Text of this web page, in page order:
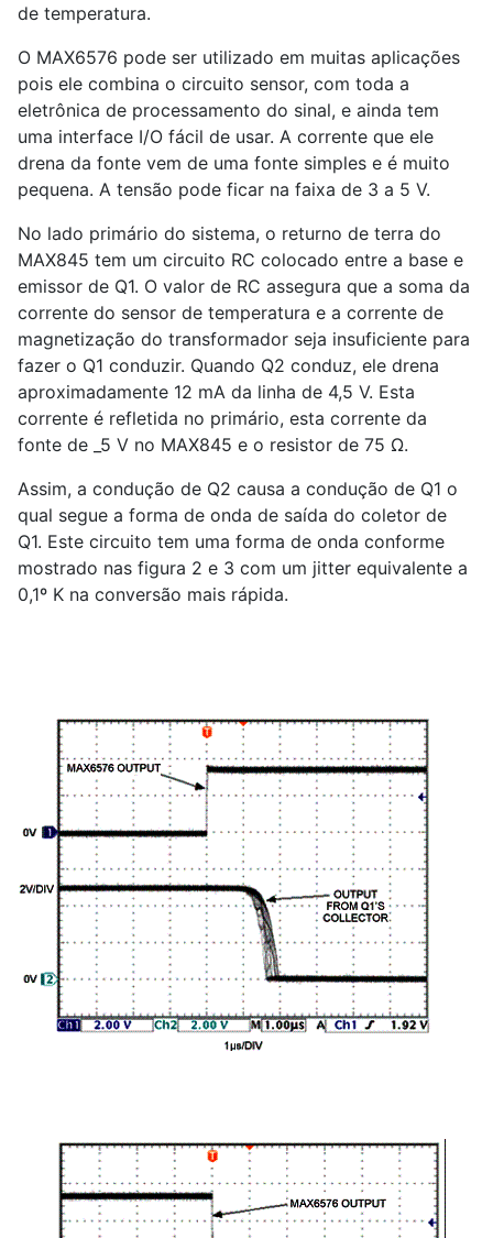
de temperatura.
O MAX6576 pode ser utilizado em muitas aplicações
pois ele combina o circuito sensor, com toda a
eletrônica de processamento do sinal, e ainda tem
uma interface I/O fácil de usar. A corrente que ele
drena da fonte vem de uma fonte simples e é muito
pequena. A tensão pode ficar na faixa de 3 a 5 V.
No lado primário do sistema, o returno de terra do
MAX845 tem um circuito RC colocado entre a base e
emissor de Q1. O valor de RC assegura que a soma da
corrente do sensor de temperatura e a corrente de
magnetização do transformador seja insuficiente para
fazer o Q1 conduzir. Quando Q2 conduz, ele drena
aproximadamente 12 mA da linha de 4,5 V. Esta
corrente é refletida no primário, esta corrente da
fonte de _5 V no MAX845 e o resistor de 75 Ω.
Assim, a condução de Q2 causa a condução de Q1 o
qual segue a forma de onda de saída do coletor de
Q1. Este circuito tem uma forma de onda conforme
mostrado nas figura 2 e 3 com um jitter equivalente a
0,1º K na conversão mais rápida.